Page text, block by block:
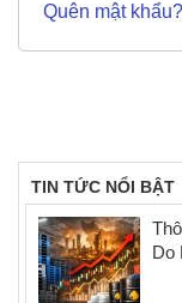
Quên mật khẩu?
TIN TỨC NỔI BẬT
Do